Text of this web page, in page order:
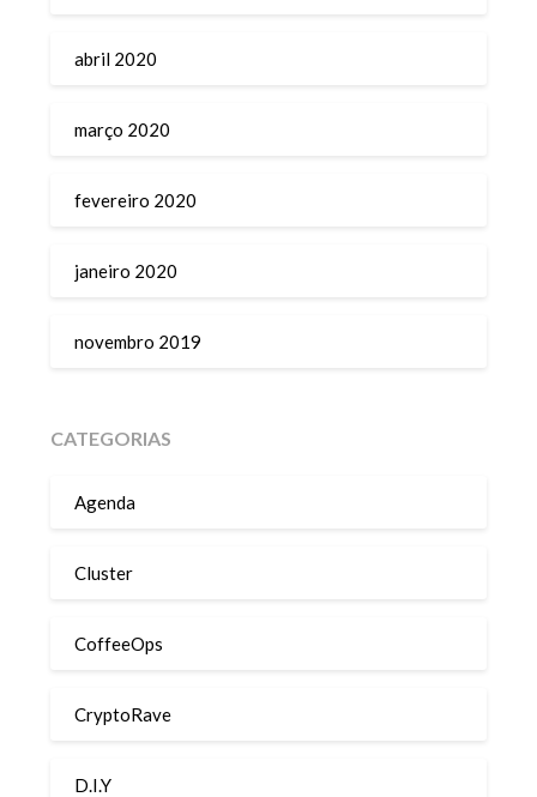
abril 2020
março 2020
fevereiro 2020
janeiro 2020
novembro 2019
CATEGORIAS
Agenda
Cluster
CoffeeOps
CryptoRave
D.I.Y